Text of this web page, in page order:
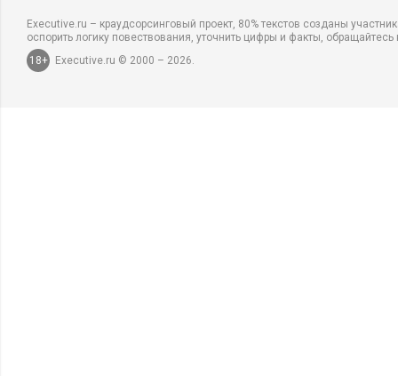
Executive.ru – краудсорсинговый проект, 80% текстов созданы
оспорить логику повествования, уточнить цифры и факты,
18+
Executive.ru © 2000 – 2026.